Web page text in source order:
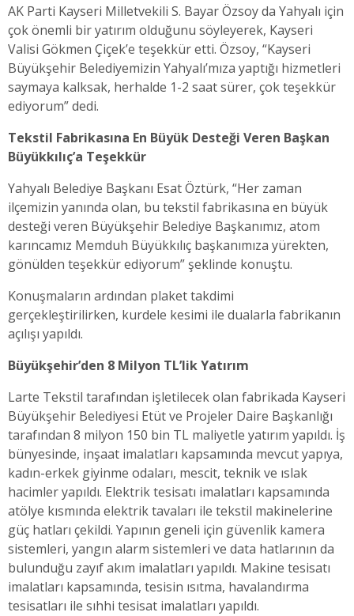
AK Parti Kayseri Milletvekili S. Bayar Özsoy da Yahyalı için
çok önemli bir yatırım olduğunu söyleyerek, Kayseri
Valisi Gökmen Çiçek’e teşekkür etti. Özsoy, “Kayseri
Büyükşehir Belediyemizin Yahyalı’mıza yaptığı hizmetleri
saymaya kalksak, herhalde 1-2 saat sürer, çok teşekkür
ediyorum” dedi.
Tekstil Fabrikasına En Büyük Desteği Veren Başkan
Büyükkılıç’a Teşekkür
Yahyalı Belediye Başkanı Esat Öztürk, “Her zaman
ilçemizin yanında olan, bu tekstil fabrikasına en büyük
desteği veren Büyükşehir Belediye Başkanımız, atom
karıncamız Memduh Büyükkılıç başkanımıza yürekten,
gönülden teşekkür ediyorum” şeklinde konuştu.
Konuşmaların ardından plaket takdimi
gerçekleştirilirken, kurdele kesimi ile dualarla fabrikanın
açılışı yapıldı.
Büyükşehir’den 8 Milyon TL’lik Yatırım
Larte Tekstil tarafından işletilecek olan fabrikada Kayseri
Büyükşehir Belediyesi Etüt ve Projeler Daire Başkanlığı
tarafından 8 milyon 150 bin TL maliyetle yatırım yapıldı. İş
bünyesinde, inşaat imalatları kapsamında mevcut yapıya,
kadın-erkek giyinme odaları, mescit, teknik ve ıslak
hacimler yapıldı. Elektrik tesisatı imalatları kapsamında
atölye kısmında elektrik tavaları ile tekstil makinelerine
güç hatları çekildi. Yapının geneli için güvenlik kamera
sistemleri, yangın alarm sistemleri ve data hatlarının da
bulunduğu zayıf akım imalatları yapıldı. Makine tesisatı
imalatları kapsamında, tesisin ısıtma, havalandırma
tesisatları ile sıhhi tesisat imalatları yapıldı.